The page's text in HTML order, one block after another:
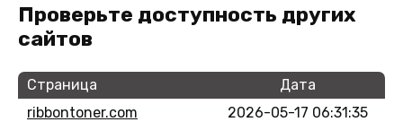
Проверьте доступность других
сайтов
Страница
Дата
ribbontoner.com
2026-05-17 06:31:35